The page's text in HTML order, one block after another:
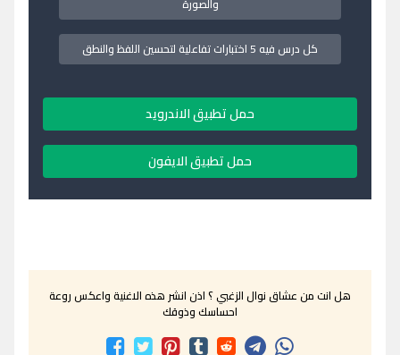
والصورة
كل درس فيه 5 اختبارات تفاعلية لتحسين اللفظ والنطق
حمل تطبيق الاندرويد
حمل تطبيق الايفون
هل انت من عشاق نوال الزغبي ؟ اذن انشر هذه الاغنية واعكس روعة
احساسك وذوقك